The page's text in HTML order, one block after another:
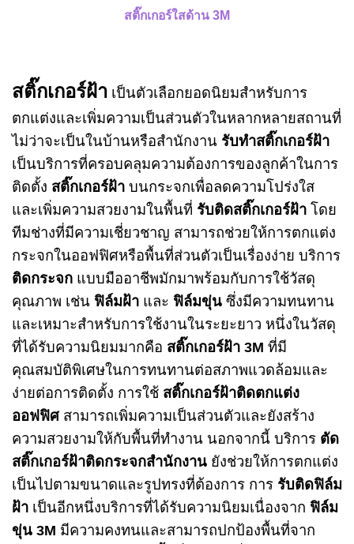
สติ๊กเกอร์ใสด้าน 3M
สติ๊กเกอร์ฝ้า เป็นตัวเลือกยอดนิยมสำหรับการ
ตกแต่งและเพิ่มความเป็นส่วนตัวในหลากหลายสถานที่
ไม่ว่าจะเป็นในบ้านหรือสำนักงาน รับทำสติ๊กเกอร์ฝ้า
เป็นบริการที่ครอบคลุมความต้องการของลูกค้าในการ
ติดตั้ง สติ๊กเกอร์ฝ้า บนกระจกเพื่อลดความโปร่งใส
และเพิ่มความสวยงามในพื้นที่ รับติดสติ๊กเกอร์ฝ้า โดย
ทีมช่างที่มีความเชี่ยวชาญ สามารถช่วยให้การตกแต่ง
กระจกในออฟฟิศหรือพื้นที่ส่วนตัวเป็นเรื่องง่าย บริการ
ติดกระจก แบบมืออาชีพมักมาพร้อมกับการใช้วัสดุ
คุณภาพ เช่น ฟิล์มฝ้า และ ฟิล์มขุ่น ซึ่งมีความทนทาน
และเหมาะสำหรับการใช้งานในระยะยาว หนึ่งในวัสดุ
ที่ได้รับความนิยมมากคือ สติ๊กเกอร์ฝ้า 3M ที่มี
คุณสมบัติพิเศษในการทนทานต่อสภาพแวดล้อมและ
ง่ายต่อการติดตั้ง การใช้ สติ๊กเกอร์ฝ้าติดตกแต่ง
ออฟฟิศสามารถเพิ่มความเป็นส่วนตัวและยังสร้าง
ความสวยงามให้กับพื้นที่ทำงาน นอกจากนี้ บริการ ตัด
สติ๊กเกอร์ฝ้าติดกระจกสำนักงาน ยังช่วยให้การตกแต่ง
เป็นไปตามขนาดและรูปทรงที่ต้องการ การ รับติดฟิล์ม
ฝ้า เป็นอีกหนึ่งบริการที่ได้รับความนิยมเนื่องจาก ฟิล์ม
ขุ่น 3M มีความคงทนและสามารถปกป้องพื้นที่จาก